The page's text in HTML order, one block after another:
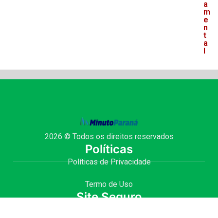
a
m
e
n
t
a
l
2026 © Todos os direitos reservados
Políticas
Políticas de Privacidade
Termo de Uso
Site Seguro